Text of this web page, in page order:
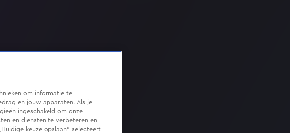
om informatie te
en jouw apparaten. Als je
ingeschakeld om onze
en diensten te verbeteren en
keuze opslaan” selecteert